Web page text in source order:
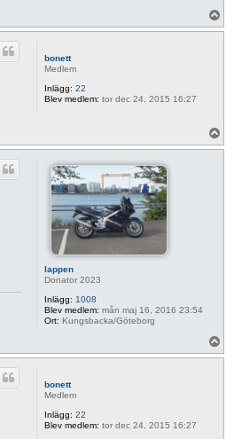
p
bonett
Medlem
Inlägg: 22
Blev medlem: tor dec 24, 2015 16:27
p
lappen
Donator 2023
Inlägg: 1008
Blev medlem: mån maj 16, 2016 23:54
Ort: Kungsbacka/Göteborg
p
bonett
Medlem
Inlägg: 22
Blev medlem: tor dec 24, 2015 16:27